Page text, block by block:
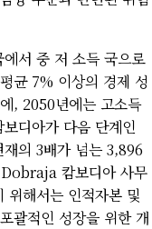
서 중 저 소득 국으로
균 7% 이상의 경제 성
, 2050년에는 고소득
디아가 다음 단계인
의 3배가 넘는 3,896
캄보디아 사무
위해서는 인적자본 및
괄적인 성장을 위한 개